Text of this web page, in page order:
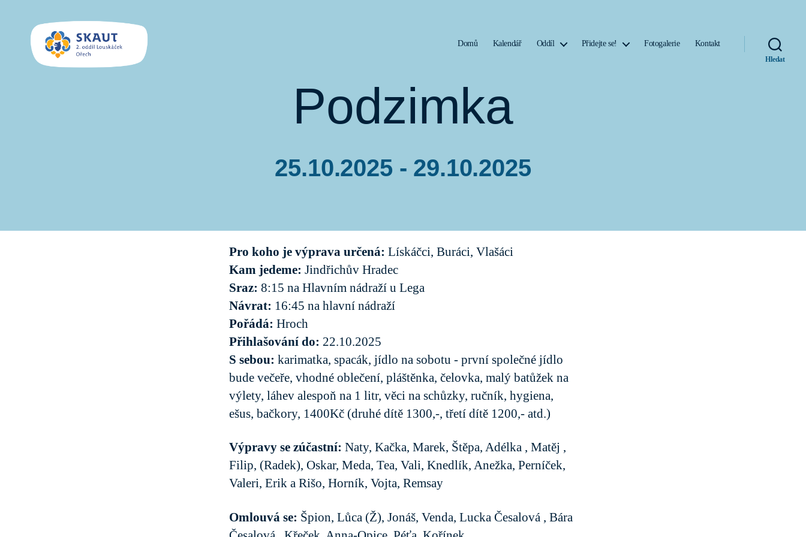
Domů Kalendář Oddíl Přidejte se! Fotogalerie Kontakt
Hledat
Podzimka
Datum
25.10.2025 - 29.10.2025
Pro koho je výprava určená: Lískáčci, Buráci, Vlašáci
Kam jedeme: Jindřichův Hradec
Sraz: 8:15 na Hlavním nádraží u Lega
Návrat: 16:45 na hlavní nádraží
Pořádá: Hroch
Přihlašování do: 22.10.2025
S sebou: karimatka, spacák, jídlo na sobotu - první společné jídlo
bude večeře, vhodné oblečení, pláštěnka, čelovka, malý batůžek na
výlety, láhev alespoň na 1 litr, věci na schůzky, ručník, hygiena,
ešus, bačkory, 1400Kč (druhé dítě 1300,-, třetí dítě 1200,- atd.)
Výpravy se zúčastní: Naty, Kačka, Marek, Štěpa, Adélka , Matěj ,
Filip, (Radek), Oskar, Meda, Tea, Vali, Knedlík, Anežka, Perníček,
Valeri, Erik a Rišo, Horník, Vojta, Remsay
Omlouvá se: Špion, Lůca (Ž), Jonáš, Venda, Lucka Česalová , Bára